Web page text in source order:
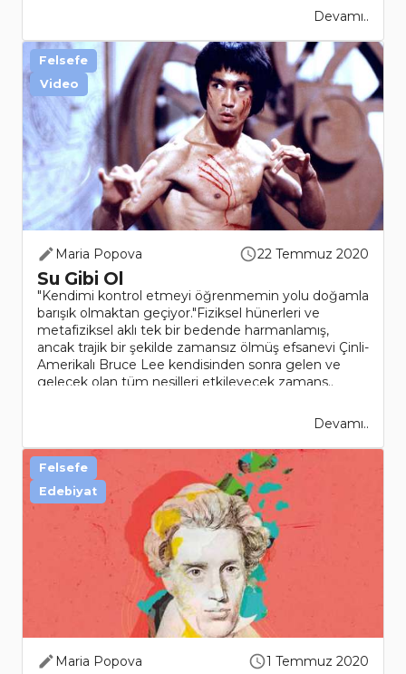
Devamı..
Maria Popova 22 Temmuz 2020
Su Gibi Ol
"Kendimi kontrol etmeyi öğrenmemin yolu doğamla
barışık olmaktan geçiyor."Fiziksel hünerleri ve
metafiziksel aklı tek bir bedende harmanlamış,
ancak trajik bir şekilde zamansız ölmüş efsanevi Çinli-
Amerikalı Bruce Lee kendisinden sonra gelen ve
gelecek olan tüm nesilleri etkileyecek zamans..
Devamı..
Felsefe
Video
Maria Popova 1 Temmuz 2020
Felsefe
Edebiyat